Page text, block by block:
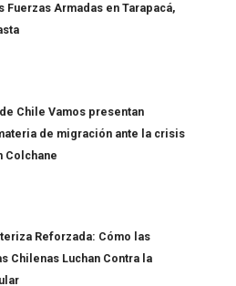
Armadas en Tarapacá,
Chile Vamos presentan
de migración ante la crisis
Colchane
Reforzada: Cómo las
Chilenas Luchan Contra la